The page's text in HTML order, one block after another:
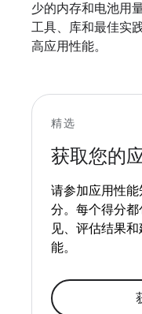
少的内存和电池用
工具、库和最佳实
高应用性能。
精选
获取您的
请参加应用性
分。每个得分
见、评估结果
能。